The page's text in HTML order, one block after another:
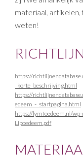
materiaal,
weten!
https://
_korte_beschrijving.html
https://
edeem_-_startpagina.html
https://lymfoedeem.nl/
Lipoedeem.pdf